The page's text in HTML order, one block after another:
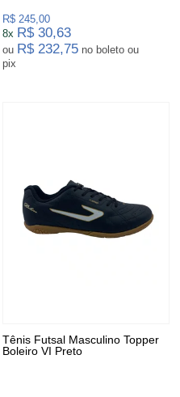
R$ 245,00
8x R$ 30,63
ou R$ 232,75 no boleto ou
pix
Tênis Futsal Masculino Topper
Boleiro VI Preto